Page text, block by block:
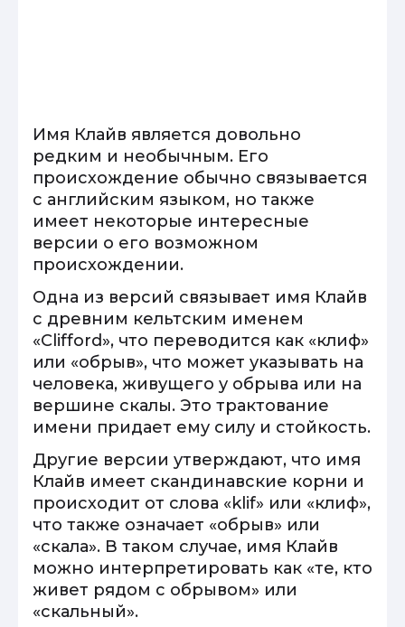
Имя Клайв является довольно
редким и необычным. Его
происхождение обычно связывается
с английским языком, но также
имеет некоторые интересные
версии о его возможном
происхождении.
Одна из версий связывает имя Клайв
с древним кельтским именем
«Clifford», что переводится как «клиф»
или «обрыв», что может указывать на
человека, живущего у обрыва или на
вершине скалы. Это трактование
имени придает ему силу и стойкость.
Другие версии утверждают, что имя
Клайв имеет скандинавские корни и
происходит от слова «klif» или «клиф»,
что также означает «обрыв» или
«скала». В таком случае, имя Клайв
можно интерпретировать как «те, кто
живет рядом с обрывом» или
«скальный».